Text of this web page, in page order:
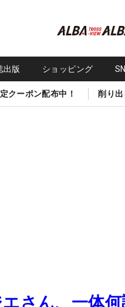
出版 ショッピング
クーポン配布中！ 削り
さん、一体何